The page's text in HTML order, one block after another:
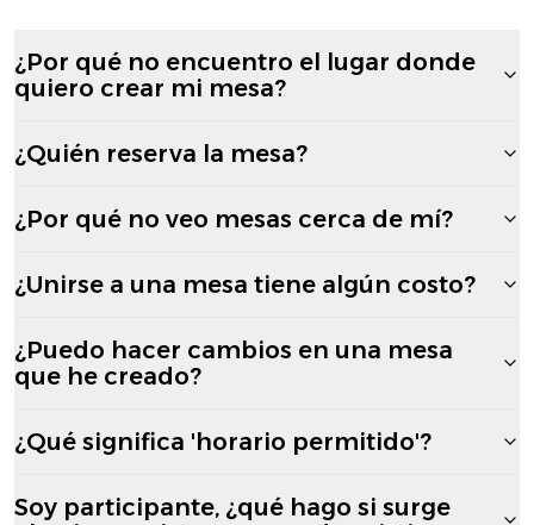
¿Por qué no encuentro el lugar donde
quiero crear mi mesa?
¿Quién reserva la mesa?
¿Por qué no veo mesas cerca de mí?
¿Unirse a una mesa tiene algún costo?
¿Puedo hacer cambios en una mesa
que he creado?
¿Qué significa 'horario permitido'?
Soy participante, ¿qué hago si surge